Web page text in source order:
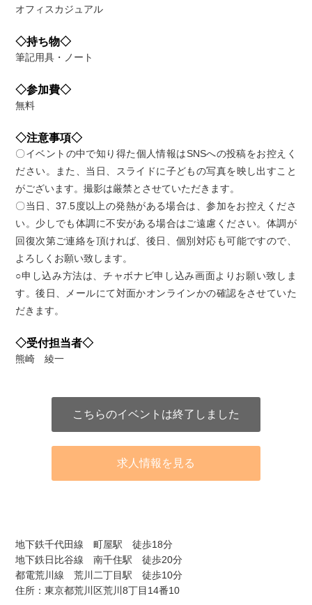
オフィスカジュアル
◇持ち物◇
筆記用具・ノート
◇参加費◇
無料
◇注意事項◇
〇イベントの中で知り得た個人情報はSNSへの投稿をお控えく
ださい。また、当日、スライドに子どもの写真を映し出すこと
がございます。撮影は厳禁とさせていただきます。
〇当日、37.5度以上の発熱がある場合は、参加をお控えくださ
い。少しでも体調に不安がある場合はご遠慮ください。体調が
回復次第ご連絡を頂ければ、後日、個別対応も可能ですので、
よろしくお願い致します。
○申し込み方法は、チャボナビ申し込み画面よりお願い致しま
す。後日、メールにて対面かオンラインかの確認をさせていた
だきます。
◇受付担当者◇
熊崎 綾一
こちらのイベントは終了しました
求人情報を見る
地下鉄千代田線 町屋駅 徒歩18分
地下鉄日比谷線 南千住駅 徒歩20分
都電荒川線 荒川二丁目駅 徒歩10分
住所：東京都荒川区荒川8丁目14番10